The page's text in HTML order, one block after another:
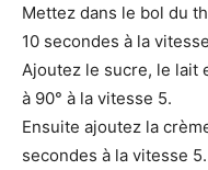
Mettez dans le bol du
10 secondes à la
Ajoutez le sucre, le lait
à 90° à la vitesse 5.
Ensuite ajoutez la
secondes à la vitesse 5.